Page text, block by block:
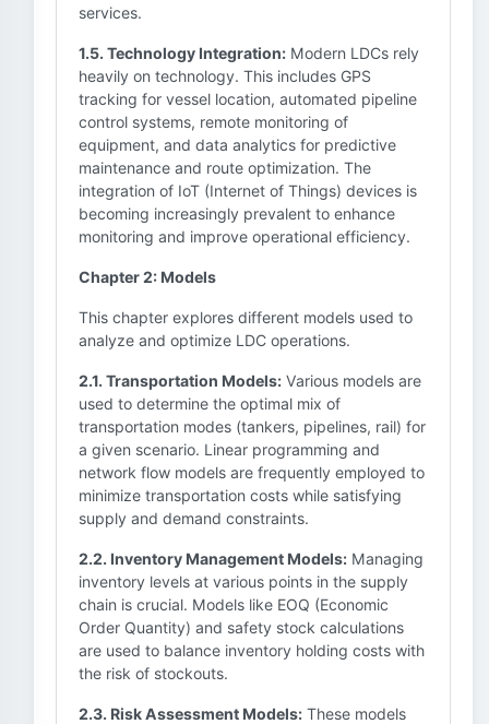
services.
1.5. Technology Integration: Modern LDCs rely
heavily on technology. This includes GPS
tracking for vessel location, automated pipeline
control systems, remote monitoring of
equipment, and data analytics for predictive
maintenance and route optimization. The
integration of IoT (Internet of Things) devices is
becoming increasingly prevalent to enhance
monitoring and improve operational efficiency.
Chapter 2: Models
This chapter explores different models used to
analyze and optimize LDC operations.
2.1. Transportation Models: Various models are
used to determine the optimal mix of
transportation modes (tankers, pipelines, rail) for
a given scenario. Linear programming and
network flow models are frequently employed to
minimize transportation costs while satisfying
supply and demand constraints.
2.2. Inventory Management Models: Managing
inventory levels at various points in the supply
chain is crucial. Models like EOQ (Economic
Order Quantity) and safety stock calculations
are used to balance inventory holding costs with
the risk of stockouts.
2.3. Risk Assessment Models: These models